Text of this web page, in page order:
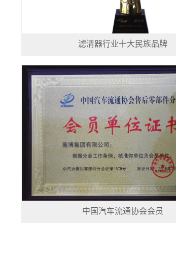
滤清器行业十大民族品牌
中国汽车流通协会会员